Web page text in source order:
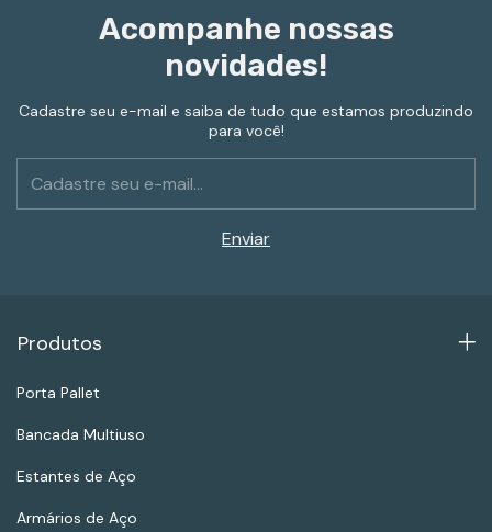
Acompanhe nossas
novidades!
Cadastre seu e-mail e saiba de tudo que estamos produzindo
para você!
Produtos
Porta Pallet
Bancada Multiuso
Estantes de Aço
Armários de Aço